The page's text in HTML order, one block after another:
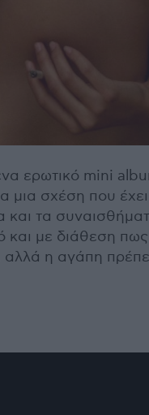
ερωτικό mini
μια σχέση που έχει
και τα
και με διάθεση
αλλά η αγάπη